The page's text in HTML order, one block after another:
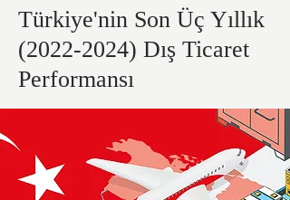
Türkiye'nin Son Üç Yıllık
(2022-2024) Dış Ticaret
Performansı